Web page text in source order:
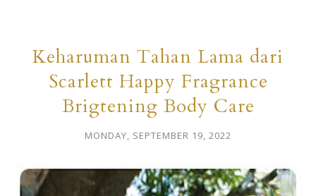
Keharuman Tahan Lama dari
Scarlett Happy Fragrance
Brigtening Body Care
MONDAY, SEPTEMBER 19, 2022